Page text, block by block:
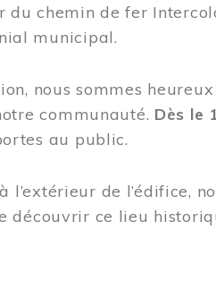
du chemin de fer
municipal.
nous sommes
communauté. Dès le
au public.
de l’édifice,
découvrir ce lieu